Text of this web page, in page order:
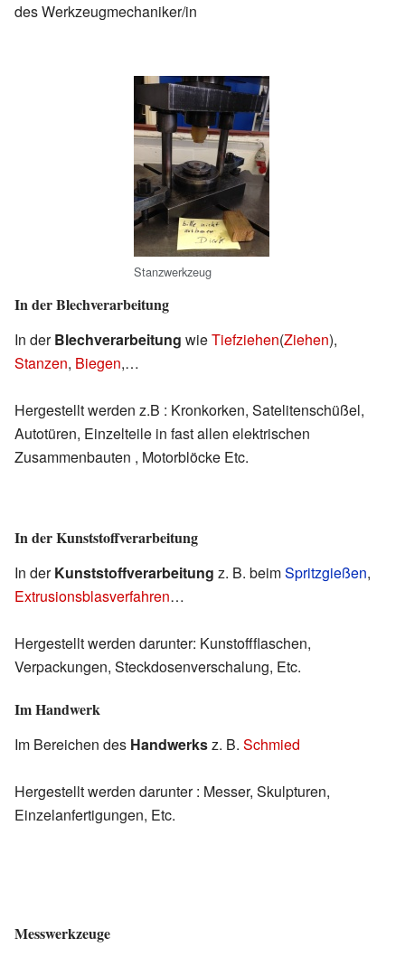
des Werkzeugmechaniker/in
Stanzwerkzeug
In der Blechverarbeitung
In derBlechverarbeitung wieTiefziehen(Ziehen),
Stanzen, Biegen,…
Hergestellt werden z.B : Kronkorken, Satelitenschüßel,
Autotüren, Einzelteile in fast allen elektrischen
Zusammenbauten , Motorblöcke Etc.
In der Kunststoffverarbeitung
In derKunststoffverarbeitung z. B. beimSpritzgießen,
Extrusionsblasverfahren…
Hergestellt werden darunter: Kunstoffflaschen,
Verpackungen, Steckdosenverschalung, Etc.
Im Handwerk
Im Bereichen des Handwerksz. B. Schmied
Hergestellt werden darunter : Messer, Skulpturen,
Einzelanfertigungen, Etc.
Messwerkzeuge